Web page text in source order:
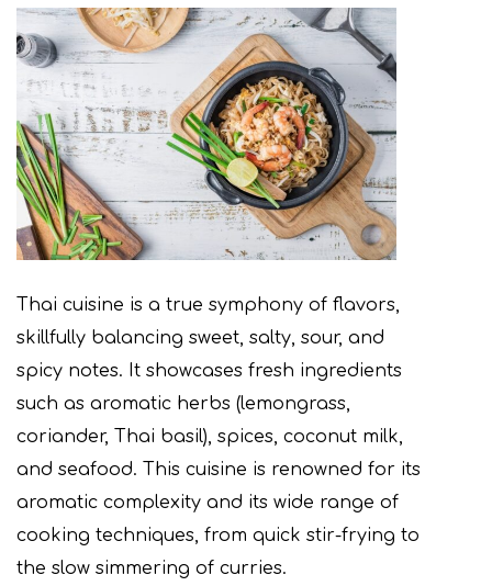
Thai cuisine is a true symphony of flavors,
skillfully balancing sweet, salty, sour, and
spicy notes. It showcases fresh ingredients
such as aromatic herbs (lemongrass,
coriander, Thai basil), spices, coconut milk,
and seafood. This cuisine is renowned for its
aromatic complexity and its wide range of
cooking techniques, from quick stir-frying to
the slow simmering of curries.